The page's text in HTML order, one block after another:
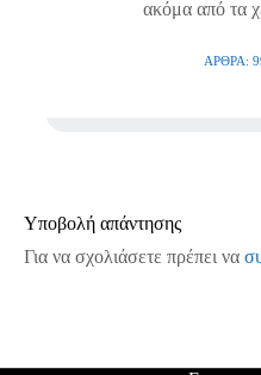
ακόμα από τα
ΆΡΘΡΑ:
Υποβολή απάντησης
Για να σχολιάσετε πρέπει να